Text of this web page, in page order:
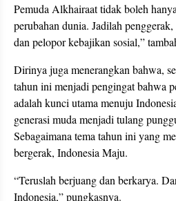
Pemuda Alkhairaat tidak boleh
perubahan dunia. Jadilah
dan pelopor kebajikan sosial,”
Dirinya juga menerangkan bahwa,
tahun ini menjadi pengingat bahwa
adalah kunci utama menuju
generasi muda menjadi tulang
Sebagaimana tema tahun ini yang
bergerak, Indonesia Maju.
“Teruslah berjuang dan berkarya.
Indonesia,” pungkasnya.